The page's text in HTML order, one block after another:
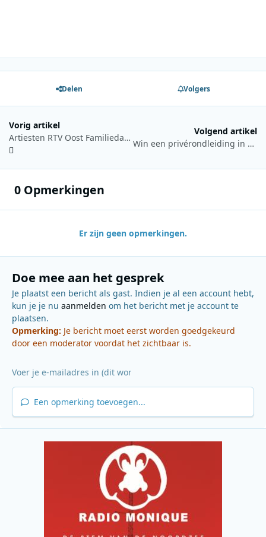
Delen Volgers
Vorig artikel
Artiesten RTV Oost Familiedag bekend
Volgend artikel
Win een privérondleiding in Kasteel de Haar bij Radio M
0 Opmerkingen
Er zijn geen opmerkingen.
Doe mee aan het gesprek
Je plaatst een bericht als gast. Indien je al een account hebt,
kun je je nu aanmelden om het bericht met je account te
plaatsen.
Opmerking: Je bericht moet eerst worden goedgekeurd
door een moderator voordat het zichtbaar is.
Een opmerking toevoegen...